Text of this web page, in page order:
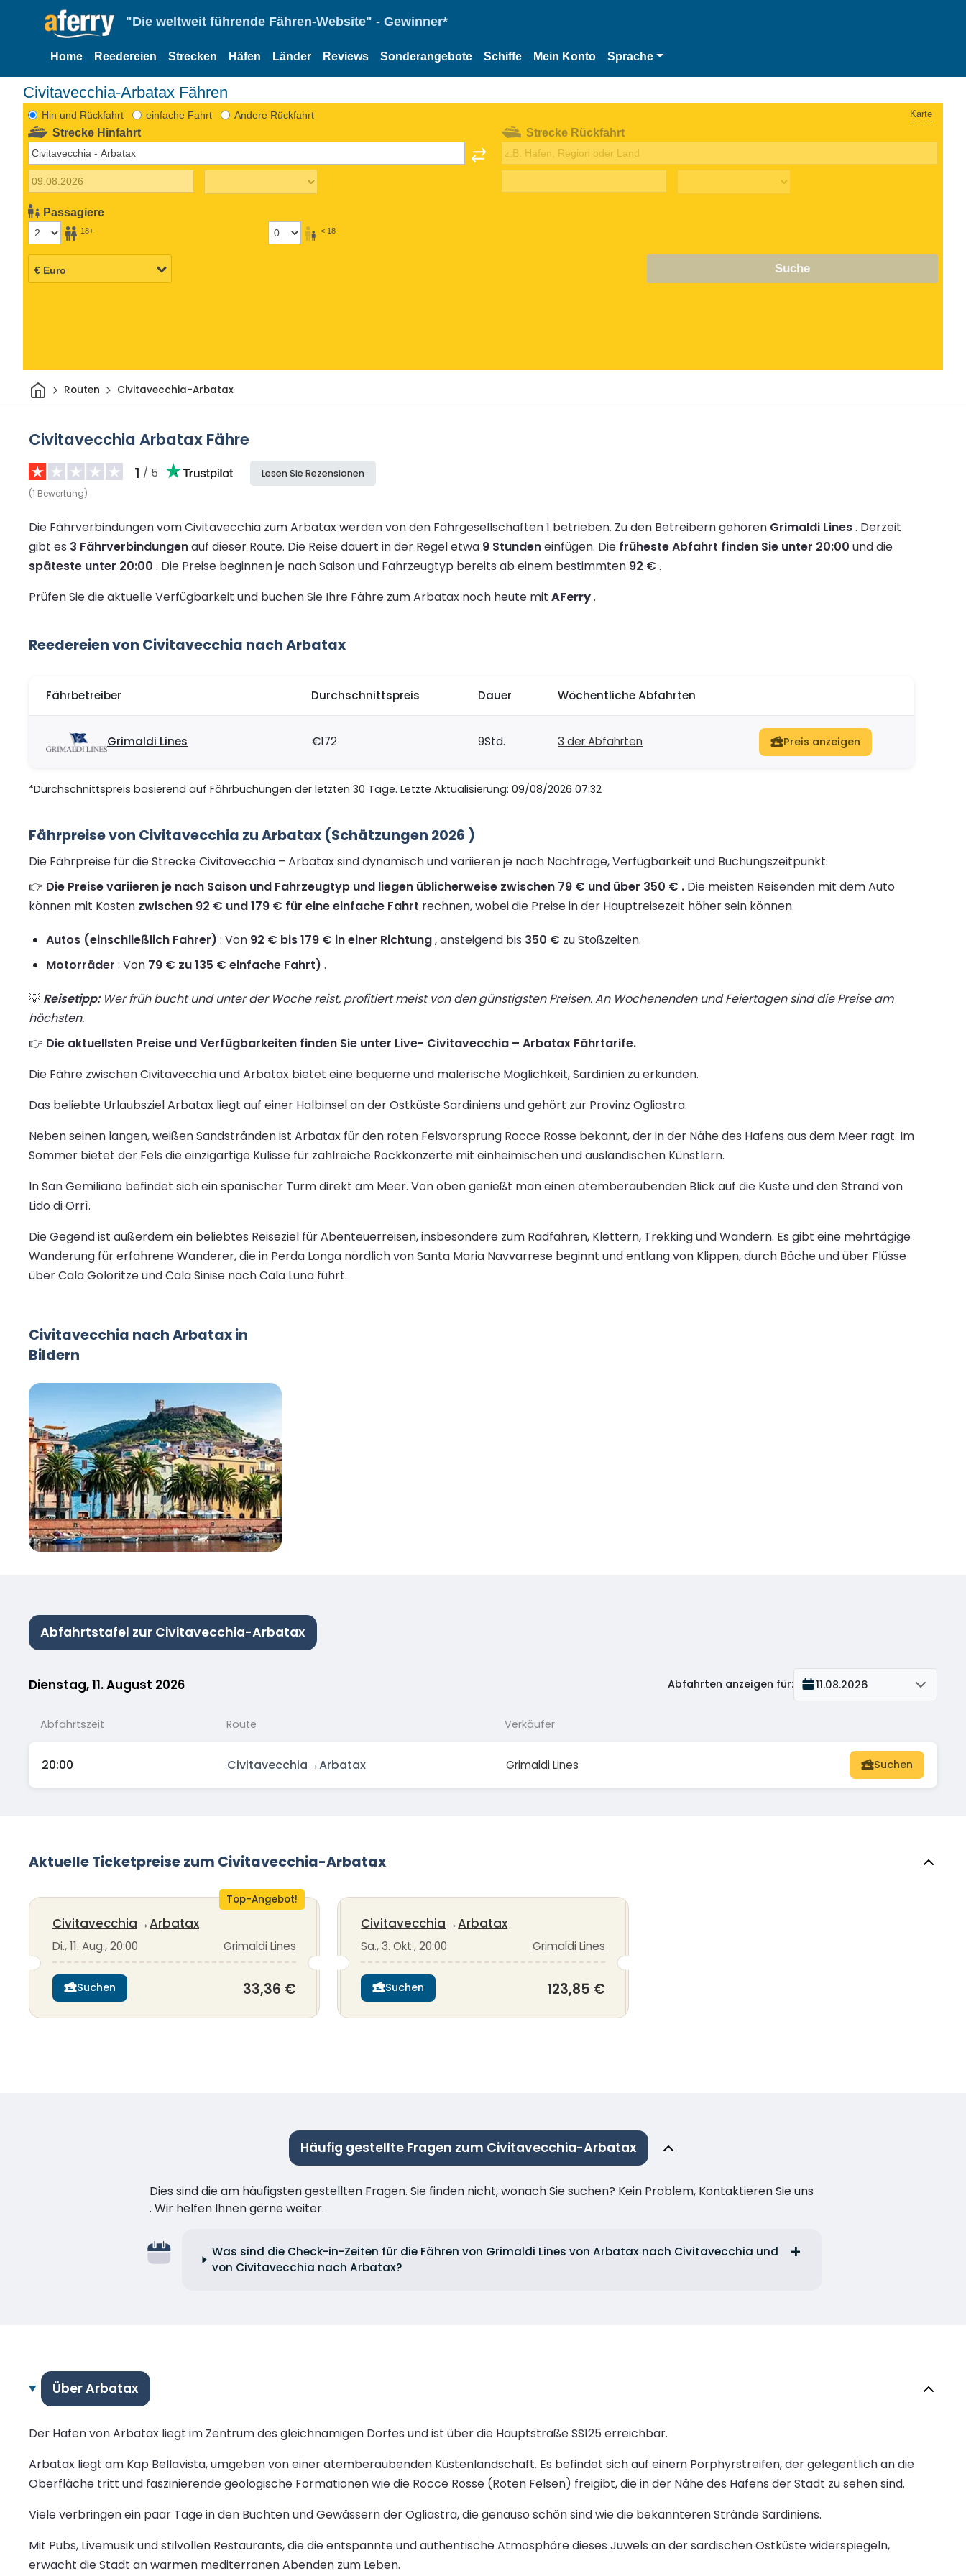
"Die weltweit führende Fähren-Website" - Gewinner*
Home Reedereien Strecken Häfen Länder Reviews Sonderangebote Schiffe Mein Konto Sprache
Civitavecchia-Arbatax Fähren
Hin und Rückfahrt einfache Fahrt Andere Rückfahrt Karte
Strecke Hinfahrt
Passagiere
18+ < 18
Strecke Rückfahrt
Suche
HeimRouten Civitavecchia-Arbatax
Civitavecchia Arbatax Fähre
1 / 5
(1 Bewertung)
Lesen Sie Rezensionen
Die Fährverbindungen vom Civitavecchia zum Arbatax werden von den Fährgesellschaften 1 betrieben. Zu den Betreibern gehören Grimaldi Lines. Derzeit
gibt es 3 Fährverbindungenauf dieser Route. Die Reise dauert in der Regel etwa 9 Stundeneinfügen. Die früheste Abfahrt finden Sie unter 20:00 und die
späteste unter 20:00 . Die Preise beginnen je nach Saison und Fahrzeugtyp bereits ab einem bestimmten 92 € .
Prüfen Sie die aktuelle Verfügbarkeit und buchen Sie Ihre Fähre zum Arbatax noch heute mit AFerry.
Reedereien von Civitavecchia nach Arbatax
Fährbetreiber Durchschnittspreis Dauer Wöchentliche Abfahrten
Grimaldi Lines €172 9Std. 3 der Abfahrten Preis anzeigen
*Durchschnittspreis basierend auf Fährbuchungen der letzten 30 Tage. Letzte Aktualisierung: 09/08/2026 07:32
Fährpreise von Civitavecchia zu Arbatax (Schätzungen 2026 )
Die Fährpreise für die Strecke Civitavecchia – Arbatax sind dynamisch und variieren je nach Nachfrage, Verfügbarkeit und Buchungszeitpunkt.
👉 Die Preise variieren je nach Saison und Fahrzeugtyp und liegen üblicherweise zwischen 79 € und über 350 € . Die meisten Reisenden mit dem Auto
können mit Kosten zwischen 92 € und 179 € für eine einfache Fahrt rechnen, wobei die Preise in der Hauptreisezeit höher sein können.
Autos (einschließlich Fahrer) : Von 92 € bis 179 € in einer Richtung, ansteigend bis 350 € zu Stoßzeiten.
Motorräder : Von 79 € zu 135 € einfache Fahrt) .
💡 Reisetipp:Wer früh bucht und unter der Woche reist, profitiert meist von den günstigsten Preisen. An Wochenenden und Feiertagen sind die Preise am
höchsten.
👉 Die aktuellsten Preise und Verfügbarkeiten finden Sie unter Live- Civitavecchia – Arbatax Fährtarife.
Die Fähre zwischen Civitavecchia und Arbatax bietet eine bequeme und malerische Möglichkeit, Sardinien zu erkunden.
Das beliebte Urlaubsziel Arbatax liegt auf einer Halbinsel an der Ostküste Sardiniens und gehört zur Provinz Ogliastra.
Neben seinen langen, weißen Sandstränden ist Arbatax für den roten Felsvorsprung Rocce Rosse bekannt, der in der Nähe des Hafens aus dem Meer ragt. Im
Sommer bietet der Fels die einzigartige Kulisse für zahlreiche Rockkonzerte mit einheimischen und ausländischen Künstlern.
In San Gemiliano befindet sich ein spanischer Turm direkt am Meer. Von oben genießt man einen atemberaubenden Blick auf die Küste und den Strand von
Lido di Orrì.
Die Gegend ist außerdem ein beliebtes Reiseziel für Abenteuerreisen, insbesondere zum Radfahren, Klettern, Trekking und Wandern. Es gibt eine mehrtägige
Wanderung für erfahrene Wanderer, die in Perda Longa nördlich von Santa Maria Navvarrese beginnt und entlang von Klippen, durch Bäche und über Flüsse
über Cala Goloritze und Cala Sinise nach Cala Luna führt.
Civitavecchia nach Arbatax in
Bildern
Abfahrtstafel zur Civitavecchia-Arbatax
Dienstag, 11. August 2026 Abfahrten anzeigen für: 11.08.2026
Abfahrtszeit Route Verkäufer
20:00 Civitavecchia→Arbatax Grimaldi Lines Suchen
Aktuelle Ticketpreise zum Civitavecchia-Arbatax
Top-Angebot!
Civitavecchia→Arbatax
Di., 11. Aug., 20:00 Grimaldi Lines
Suchen 33,36 €
Civitavecchia→Arbatax
Sa., 3. Okt., 20:00 Grimaldi Lines
Suchen 123,85 €
Häufig gestellte Fragen zum Civitavecchia-Arbatax
Dies sind die am häufigsten gestellten Fragen. Sie finden nicht, wonach Sie suchen? Kein Problem, Kontaktieren Sie uns
. Wir helfen Ihnen gerne weiter.
Was sind die Check-in-Zeiten für die Fähren von Grimaldi Lines von Arbatax nach Civitavecchia und
von Civitavecchia nach Arbatax?
Über Arbatax
Der Hafen von Arbatax liegt im Zentrum des gleichnamigen Dorfes und ist über die Hauptstraße SS125 erreichbar.
Arbatax liegt am Kap Bellavista, umgeben von einer atemberaubenden Küstenlandschaft. Es befindet sich auf einem Porphyrstreifen, der gelegentlich an die
Oberfläche tritt und faszinierende geologische Formationen wie die Rocce Rosse (Roten Felsen) freigibt, die in der Nähe des Hafens der Stadt zu sehen sind.
Viele verbringen ein paar Tage in den Buchten und Gewässern der Ogliastra, die genauso schön sind wie die bekannteren Strände Sardiniens.
Mit Pubs, Livemusik und stilvollen Restaurants, die die entspannte und authentische Atmosphäre dieses Juwels an der sardischen Ostküste widerspiegeln,
erwacht die Stadt an warmen mediterranen Abenden zum Leben.